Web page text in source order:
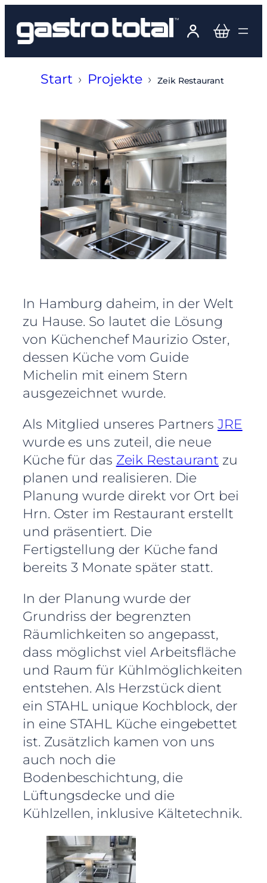
Inhalt
springen
Start › Projekte › Zeik Restaurant
In Hamburg daheim, in der Welt
zu Hause. So lautet die Lösung
von Küchenchef Maurizio Oster,
dessen Küche vom Guide
Michelin mit einem Stern
ausgezeichnet wurde.
Als Mitglied unseres Partners JRE
wurde es uns zuteil, die neue
Küche für das Zeik Restaurant zu
planen und realisieren. Die
Planung wurde direkt vor Ort bei
Hrn. Oster im Restaurant erstellt
und präsentiert. Die
Fertigstellung der Küche fand
bereits 3 Monate später statt.
In der Planung wurde der
Grundriss der begrenzten
Räumlichkeiten so angepasst,
dass möglichst viel Arbeitsfläche
und Raum für Kühlmöglichkeiten
entstehen. Als Herzstück dient
ein STAHL unique Kochblock, der
in eine STAHL Küche eingebettet
ist. Zusätzlich kamen von uns
auch noch die
Bodenbeschichtung, die
Lüftungsdecke und die
Kühlzellen, inklusive Kältetechnik.